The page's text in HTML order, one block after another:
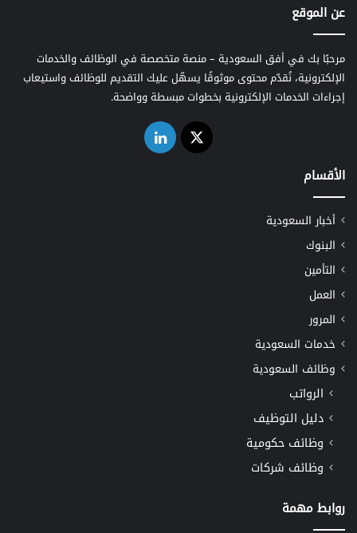
عن الموقع
مرحبًا بك في أفق السعودية – منصة متخصصة في الوظائف والخدمات
الإلكترونية، نُقدّم محتوى موثوقًا يسهّل عليك التقديم للوظائف واستيعاب
إجراءات الخدمات الإلكترونية بخطوات مبسطة وواضحة.
‫X لينكدإن
الأقسام
أخبار السعودية
البنوك
التأمين
العمل
المرور
خدمات السعودية
وظائف السعودية
الرواتب
دليل التوظيف
وظائف حكومية
وظائف شركات
روابط مهمة